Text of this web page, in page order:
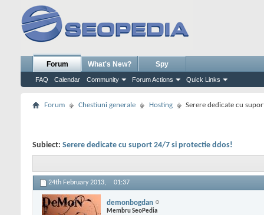
Forum
FAQ Calendar Community Forum Actions Quick Links
What's New? Spy
Forum Chestiuni generale Hosting Serere dedicate cu
Subiect: Serere dedicate cu suport 24/7 si protectie ddos!
24th February 2013, 01:37
demonbogdan
Membru SeoPedia